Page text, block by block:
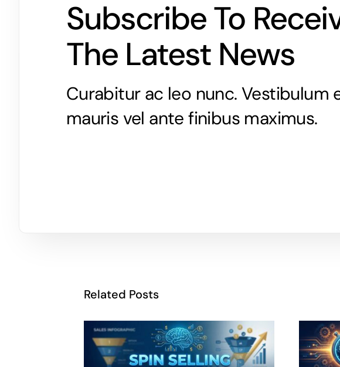
Subscribe To
The Latest News
Curabitur ac leo nunc. Vestibulum
mauris vel ante finibus maximus.
Related Posts